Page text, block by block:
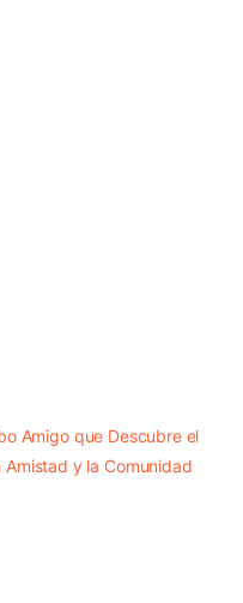
Amigo que Descubre el
y la Comunidad